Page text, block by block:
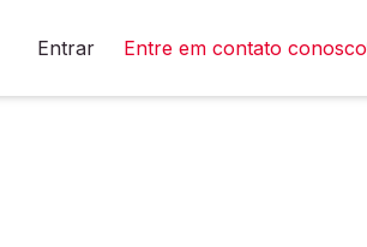
Entrar Entre em contato conosco